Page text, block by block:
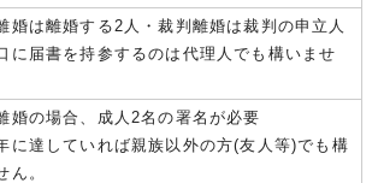
婚は離婚する2人・裁判離婚は裁判の申立人
に届書を持参するのは代理人でも構いませ
婚の場合、成人2名の署名が必要
に達していれば親族以外の方(友人等)でも構
ん。